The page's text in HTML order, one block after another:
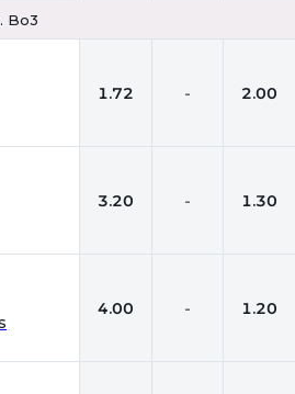
Bo3
1.72 - 2.00
3.20 - 1.30
4.00 - 1.20